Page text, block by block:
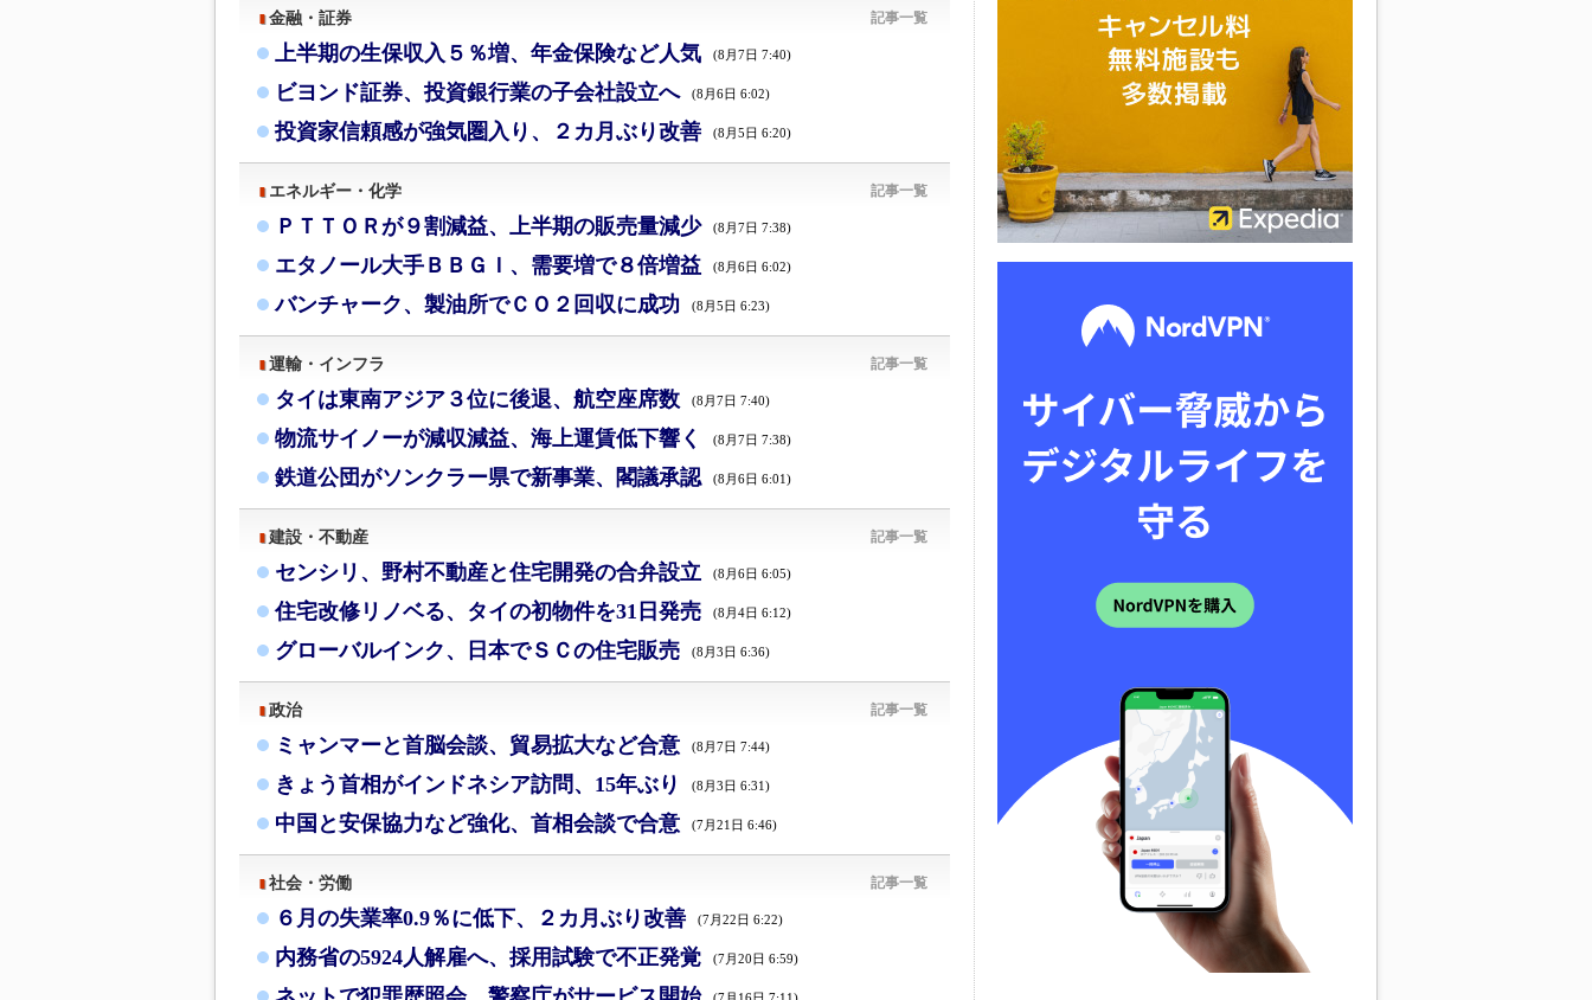
金融・証券 記事一覧
上半期の生保収入５％増、年金保険など人気 (8月7日 7:40)
ビヨンド証券、投資銀行業の子会社設立へ (8月6日 6:02)
投資家信頼感が強気圏入り、２カ月ぶり改善 (8月5日 6:20)
エネルギー・化学 記事一覧
ＰＴＴＯＲが９割減益、上半期の販売量減少 (8月7日 7:38)
エタノール大手ＢＢＧＩ、需要増で８倍増益 (8月6日 6:02)
バンチャーク、製油所でＣＯ２回収に成功 (8月5日 6:23)
運輸・インフラ 記事一覧
タイは東南アジア３位に後退、航空座席数 (8月7日 7:40)
物流サイノーが減収減益、海上運賃低下響く (8月7日 7:38)
鉄道公団がソンクラー県で新事業、閣議承認 (8月6日 6:01)
建設・不動産 記事一覧
センシリ、野村不動産と住宅開発の合弁設立 (8月6日 6:05)
住宅改修リノベる、タイの初物件を31日発売 (8月4日 6:12)
グローバルインク、日本でＳＣの住宅販売 (8月3日 6:36)
政治 記事一覧
ミャンマーと首脳会談、貿易拡大など合意 (8月7日 7:44)
きょう首相がインドネシア訪問、15年ぶり (8月3日 6:31)
中国と安保協力など強化、首相会談で合意 (7月21日 6:46)
社会・労働 記事一覧
６月の失業率0.9％に低下、２カ月ぶり改善 (7月22日 6:22)
内務省の5924人解雇へ、採用試験で不正発覚 (7月20日 6:59)